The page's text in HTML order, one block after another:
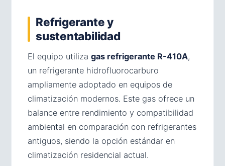
Refrigerante y
sustentabilidad
El equipo utiliza gas refrigerante R-410A,
un refrigerante hidrofluorocarburo
ampliamente adoptado en equipos de
climatización modernos. Este gas ofrece un
balance entre rendimiento y compatibilidad
ambiental en comparación con refrigerantes
antiguos, siendo la opción estándar en
climatización residencial actual.